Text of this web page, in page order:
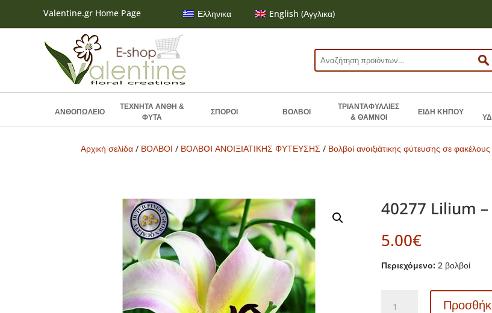
Valentine.gr Home Page Ελληνικα English (Αγγλικα)
Αναζήτηση
για:
ΑΝΘΟΠΩΛΕΙΟ
ΤΕΧΝΗΤΑ ΑΝΘΗ &
ΦΥΤΑ
ΣΠΟΡΟΙ ΒΟΛΒΟΙ
ΤΡΙΑΝΤΑΦΥΛΛΙΕΣ
& ΘΑΜΝΟΙ
ΕΙΔΗ ΚΗΠΟΥ
Αρχική σελίδα / ΒΟΛΒΟΙ / ΒΟΛΒOI ΑΝΟΙΞΙΑΤΙΚΗΣ ΦΥΤΕΥΣΗΣ / Βολβοί ανοιξιάτικης φύτευσης σε φακέλους
40277 Lilium –
5.00€
Περιεχόμενο: 2 βολβοί
Lilium